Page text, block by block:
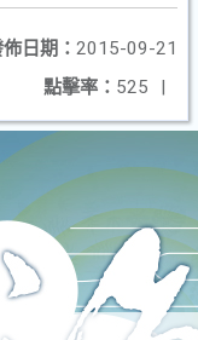
日期： 2015-09-21
點擊率： 525 |